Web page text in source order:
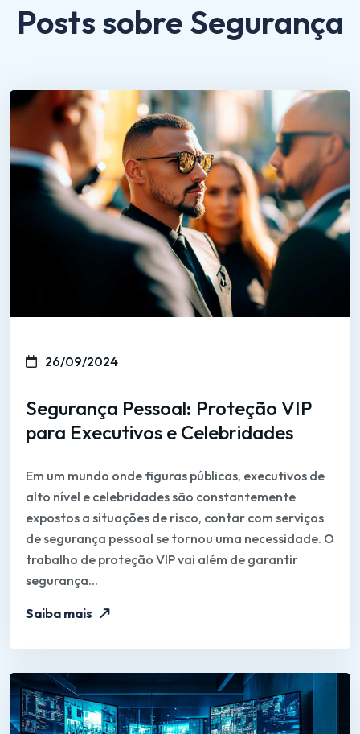
Posts sobre Segurança
26/09/2024
Segurança Pessoal: Proteção VIP
para Executivos e Celebridades
Em um mundo onde figuras públicas, executivos de
alto nível e celebridades são constantemente
expostos a situações de risco, contar com serviços
de segurança pessoal se tornou uma necessidade. O
trabalho de proteção VIP vai além de garantir
segurança...
Saiba mais